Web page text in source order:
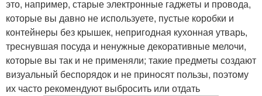
это, например, старые электронные гаджеты и провода,
которые вы давно не используете, пустые коробки и
контейнеры без крышек, непригодная кухонная утварь,
треснувшая посуда и ненужные декоративные мелочи,
которые вы так и не применяли; такие предметы создают
визуальный беспорядок и не приносят пользы, поэтому
их часто рекомендуют выбросить или отдать